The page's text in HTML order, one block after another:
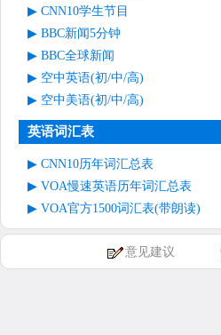
CNN10学生节目
BBC新闻5分钟
BBC全球新闻
空中英语(初/中/高)
空中美语(初/中/高)
英语词汇表
CNN10历年词汇总表
VOA慢速英语历年词汇总表
VOA官方1500词汇表(带朗读)
意见建议